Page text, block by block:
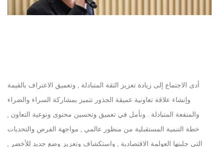
أدى الاجتماع إلى زيادة تعزيز الثقة المتبادلة , وتعميق الاعتراف بالقيمة
وإنشاء علاقة تعاونية عميقة الجذور تتميز بمشاركة السراء والضراء
والمنفعة المتبادلة . ونأمل في تعميق وتحسين محتوى ونوعية التعاون ,
خطة التنمية المستقبلية من منظور عالمي , مواجهة الفرص والتحديات
التي جلبتها العولمة الاقتصادية , واستكشاف وتعزيز وضع جديد للأخضر ,